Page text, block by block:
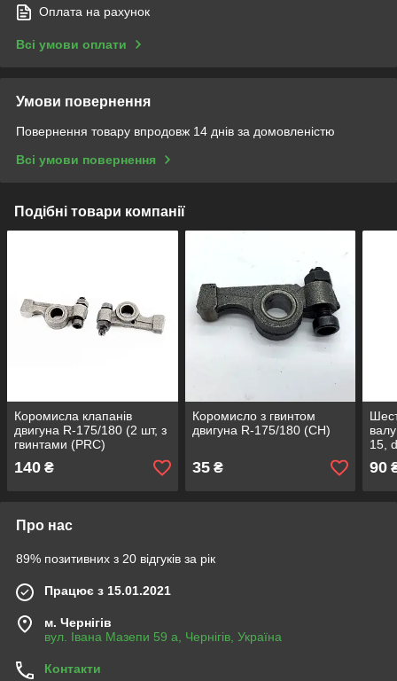
Оплата на рахунок
Всі умови оплати
Умови повернення
Повернення товару впродовж 14 днів за домовленістю
Всі умови повернення
Подібні товари компанії
Коромисла клапанів
двигуна R-175/180 (2 шт, з
гвинтами (PRC)
140 ₴
Коромисло з гвинтом
двигуна R-175/180 (CH)
35₴
15,
90
Про нас
89% позитивних з 20 відгуків за рік
Працює з 15.01.2021
м. Чернігів
вул. Івана Мазепи 59 а, Чернігів, Україна
Контакти